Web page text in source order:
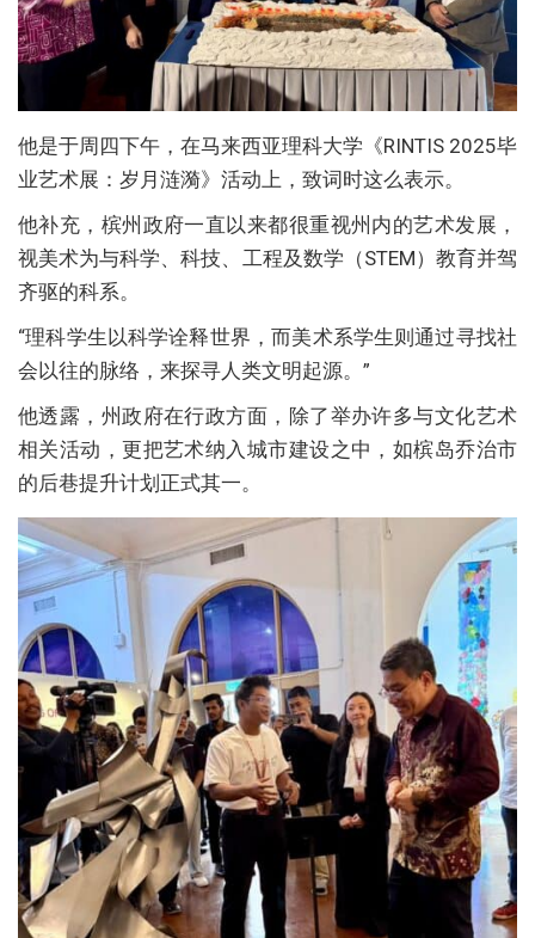
他是于周四下午，在马来西亚理科大学《RINTIS 2025毕
业艺术展：岁月涟漪》活动上，致词时这么表示。
他补充，槟州政府一直以来都很重视州内的艺术发展，
视美术为与科学、科技、工程及数学（STEM）教育并驾
齐驱的科系。
“理科学生以科学诠释世界，而美术系学生则通过寻找社
会以往的脉络，来探寻人类文明起源。”
他透露，州政府在行政方面，除了举办许多与文化艺术
相关活动，更把艺术纳入城市建设之中，如槟岛乔治市
的后巷提升计划正式其一。